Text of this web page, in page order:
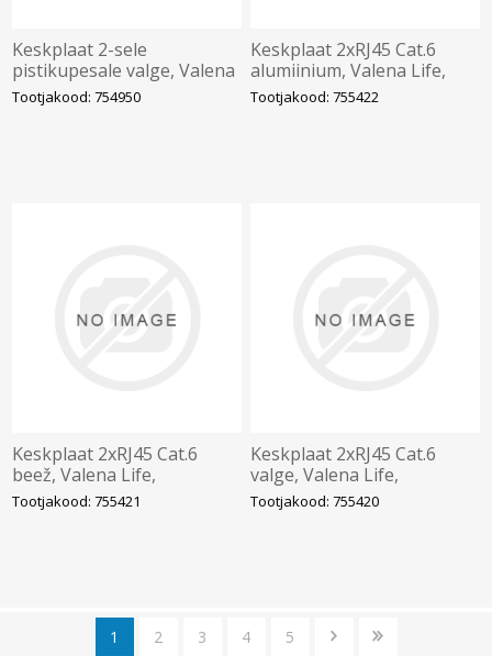
Keskplaat 2-sele
pistikupesale valge, Valena
Life, LEGRAND
Tootjakood: 754950
Keskplaat 2xRJ45 Cat.6
alumiinium, Valena Life,
LEGRAND
Tootjakood: 755422
Keskplaat 2xRJ45 Cat.6
beež, Valena Life,
LEGRAND
Tootjakood: 755421
Keskplaat 2xRJ45 Cat.6
valge, Valena Life,
LEGRAND
Tootjakood: 755420
1 2 3 4 5